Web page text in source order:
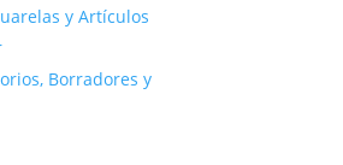
y Artículos
Borradores y